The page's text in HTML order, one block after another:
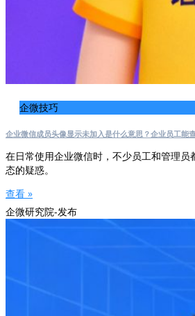
企微技巧
企业微信成员头像显示未加入是什么意思？企业员工能
在日常使用企业微信时，不少员工和管理员
态的疑惑。
查看 »
企微研究院-发布